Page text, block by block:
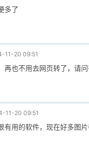
多了
11-20 09:51
再也不用去网页转了，请
11-20 09:51
有用的软件，现在好多图